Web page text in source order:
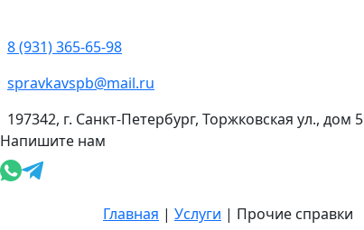
8 (931) 365-65-98
spravkavspb@mail.ru
197342, г. Санкт-Петербург, Торжковская ул., дом 5
Напишите нам
Главная | Услуги | Прочие справки